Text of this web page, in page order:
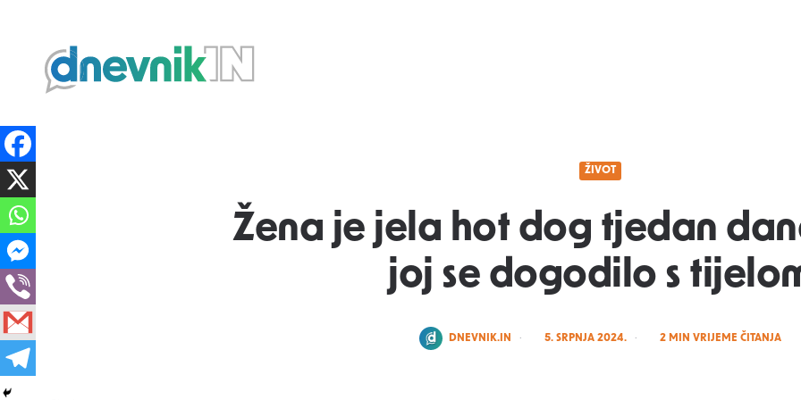
Dnevnik.in
ŽIVOT
Žena je jela hot dog tjedan
joj se dogodilo s
POSTED
DNEVNIK.IN 5. SRPNJA 2024. 2 MIN VRIJEME ČITANJA